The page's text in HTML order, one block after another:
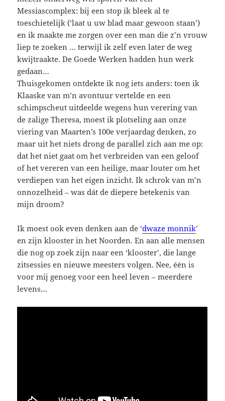
Messiascomplex: bij een stop ik bleek al te
toeschietelijk (‘laat u uw blad maar gewoon staan’)
en ik maakte me zorgen over een man die z’n vrouw
liep te zoeken … terwijl ik zelf even later de weg
kwijtraakte. De Goede Werken hadden hun werk
gedaan…
Thuisgekomen ontdekte ik nog iets anders: toen ik
Klaaske van m’n avontuur vertelde en een
schimpscheut uitdeelde wegens hun verering van
de zalige Theresa, moest ik plotseling aan onze
viering van Maarten’s 100e verjaardag denken, zo
maar uit het niets drong de parallel zich aan me op:
dat het niet gaat om het verbreiden van een geloof
of het vereren van een heilige, maar louter om het
verdiepen van het eigen inzicht. Ik schrok van m’n
onnozelheid – was dát de diepere betekenis van
mijn droom?
Ik moest ook even denken aan de ‘dwaze monnik’
en zijn klooster in het Noorden. En aan alle mensen
die nog op zoek zijn naar een ‘klooster’, die lange
zitsessies en nieuwe meesters volgen. Nee, één is
voor mij genoeg voor een heel leven – meerdere
levens…